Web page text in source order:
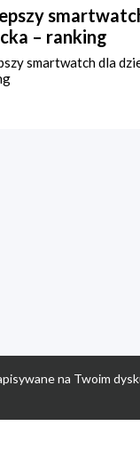
– ranking
smartwatch dla
na Twoim